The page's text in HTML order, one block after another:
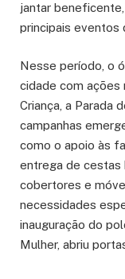
jantar
principais eventos
Nesse período, o
cidade com ações
Criança, a Parada
campanhas
como o apoio às
entrega de cestas
cobertores e
necessidades
inauguração do
Mulher, abriu